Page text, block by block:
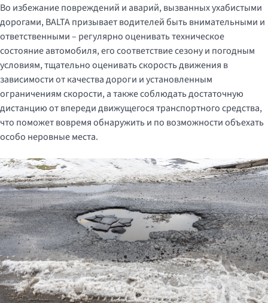
Во избежание повреждений и аварий, вызванных ухабистыми
дорогами, BALTA призывает водителей быть внимательными и
ответственными – регулярно оценивать техническое
состояние автомобиля, его соответствие сезону и погодным
условиям, тщательно оценивать скорость движения в
зависимости от качества дороги и установленным
ограничениям скорости, а также соблюдать достаточную
дистанцию от впереди движущегося транспортного средства,
что поможет вовремя обнаружить и по возможности объехать
особо неровные места.